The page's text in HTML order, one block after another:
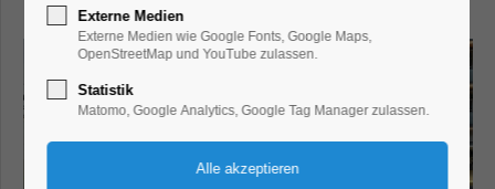
Externe Medien
Externe Medien wie Google Fonts, Google Maps,
OpenStreetMap und YouTube zulassen.
Statistik
Matomo, Google Analytics, Google Tag Manager zulassen.